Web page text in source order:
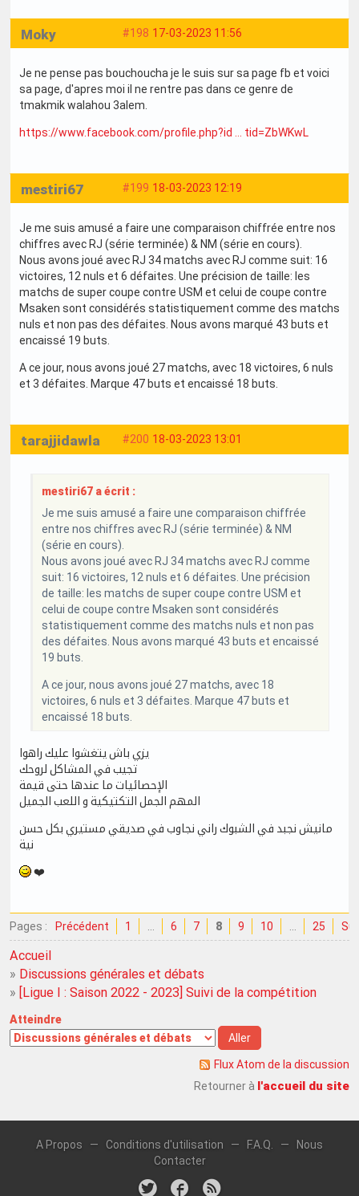
#198 17-03-2023 11:56
Moky
Je ne pense pas bouchoucha je le suis sur sa page fb et voici
sa page, d'apres moi il ne rentre pas dans ce genre de
tmakmik walahou 3alem.
https://www.facebook.com/profile.php?id … tid=ZbWKwL
#199 18-03-2023 12:19
mestiri67
Je me suis amusé a faire une comparaison chiffrée entre nos
chiffres avec RJ (série terminée) & NM (série en cours).
Nous avons joué avec RJ 34 matchs avec RJ comme suit: 16
victoires, 12 nuls et 6 défaites. Une précision de taille: les
matchs de super coupe contre USM et celui de coupe contre
Msaken sont considérés statistiquement comme des matchs
nuls et non pas des défaites. Nous avons marqué 43 buts et
encaissé 19 buts.
A ce jour, nous avons joué 27 matchs, avec 18 victoires, 6 nuls
et 3 défaites. Marque 47 buts et encaissé 18 buts.
#200 18-03-2023 13:01
tarajjidawla
mestiri67 a écrit :
Je me suis amusé a faire une comparaison chiffrée
entre nos chiffres avec RJ (série terminée) & NM
(série en cours).
Nous avons joué avec RJ 34 matchs avec RJ comme
suit: 16 victoires, 12 nuls et 6 défaites. Une précision
de taille: les matchs de super coupe contre USM et
celui de coupe contre Msaken sont considérés
statistiquement comme des matchs nuls et non pas
des défaites. Nous avons marqué 43 buts et encaissé
19 buts.
A ce jour, nous avons joué 27 matchs, avec 18
victoires, 6 nuls et 3 défaites. Marque 47 buts et
encaissé 18 buts.
يزي باش يتغشوا عليك راهوا
تجيب في المشاكل لروحك
الإحصائيات ما عندها حتى قيمة
المهم الجمل التكتيكية و اللعب الجميل
مانيش نجبد في الشبوك راني نجاوب في صديقي مستيري بكل حسن
نية
❤️
Pages : Précédent 1 … 6 7 8 9 10 … 25
Accueil
» Discussions générales et débats
»
[Ligue I : Saison 2022 - 2023] Suivi de la compétition
Atteindre
Flux Atom de la discussion
Retourner à l'accueil du site
A Propos — Conditions d'utilisation — F.A.Q. —
Nous
Contacter